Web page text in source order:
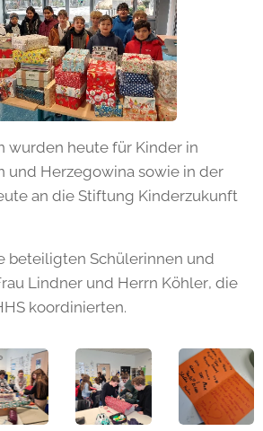
wurden heute für Kinder in
und Herzegowina sowie in der
an die Stiftung Kinderzukunft
beteiligten Schülerinnen und
Lindner und Herrn Köhler, die
koordinierten.